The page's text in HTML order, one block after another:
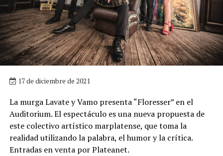
17 de diciembre de 2021
La murga Lavate y Vamo presenta “Floresser” en el
Auditorium. El espectáculo es una nueva propuesta de
este colectivo artístico marplatense, que toma la
realidad utilizando la palabra, el humor y la crítica.
Entradas en venta por Plateanet.